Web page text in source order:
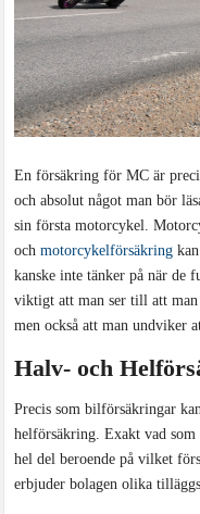
En försäkring för MC är
och absolut något man bör
sin första motorcykel.
ochmotorcykelförsäkring
kanske inte tänker på när de
viktigt att man ser till att
men också att man undviker
Halv- och
Precis som bilförsäkringar
helförsäkring. Exakt vad
hel del beroende på vilket
erbjuder bolagen olika